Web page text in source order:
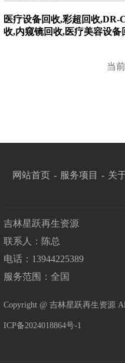
医疗设备回收,彩超回收
收,内窥镜回收,医疗美容设
当
网站首页 - 服务项目 - 关
吉林星跃再生资源
联系人：陈总
电话：13944225389
服务范围：全国
Copyright @ 吉林星跃再生资源
ICP备2024018864号-1